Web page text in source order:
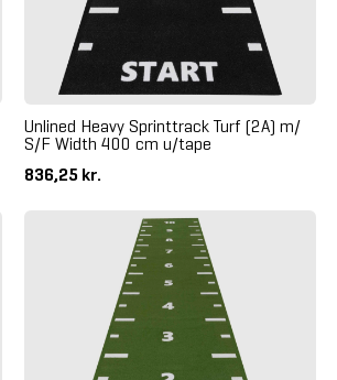
Unlined Heavy Sprinttrack Turf (2A) m/
S/F Width 400 cm u/tape
836,25 kr.